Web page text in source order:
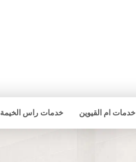
خدمات ام القيوين خدمات راس الخيمة